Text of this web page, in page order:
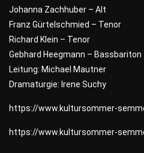
Johanna Zachhuber – Alt
Franz Gürtelschmied – Tenor
Richard Klein – Tenor
Gebhard Heegmann – Bassbariton
Leitung: Michael Mautner
Dramaturgie: Irene Suchy
https://www.kultursommer-
https://www.kultursommer-